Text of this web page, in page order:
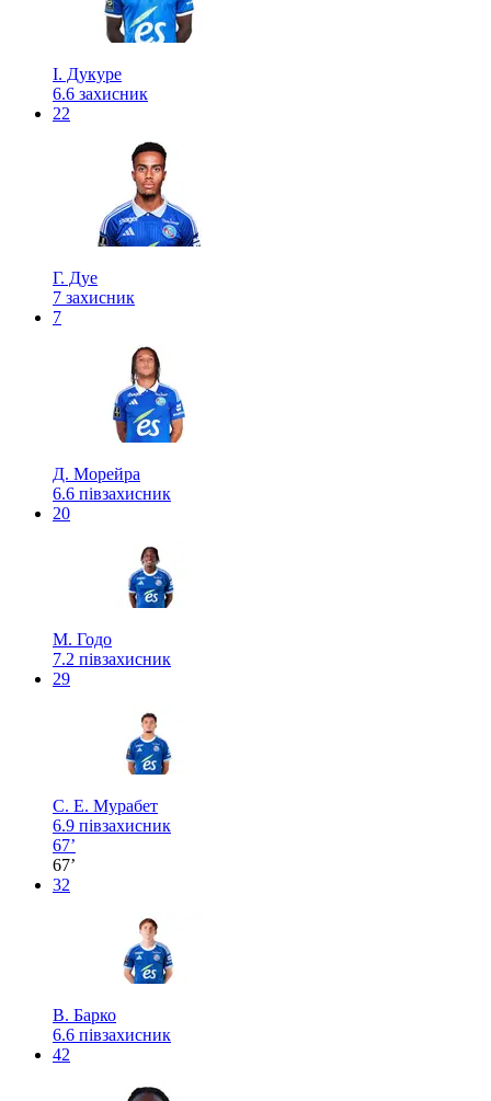
І. Дукуре
6.6 захисник
22
Г. Дуе
7 захисник
7
Д. Морейра
6.6 півзахисник
20
М. Годо
7.2 півзахисник
29
С. Е. Мурабет
6.9 півзахисник
67’
67’
32
В. Барко
6.6 півзахисник
42